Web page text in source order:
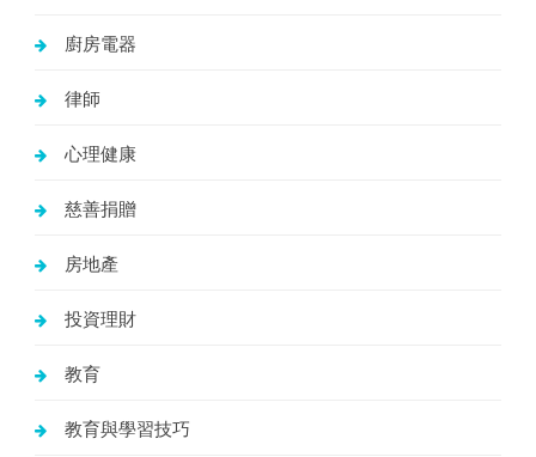
廚房電器
律師
心理健康
慈善捐贈
房地產
投資理財
教育
教育與學習技巧